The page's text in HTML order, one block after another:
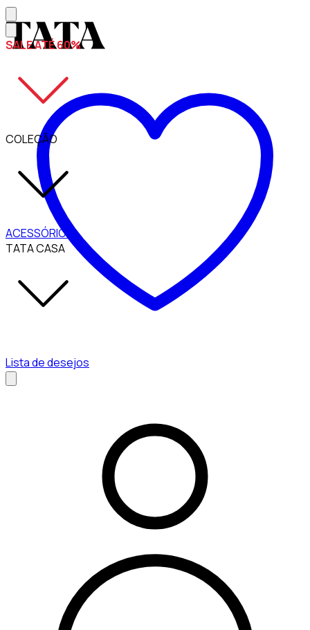
SALE ATÉ 60%
COLEÇÃO
ACESSÓRIOS
TATA CASA
Lista de desejos